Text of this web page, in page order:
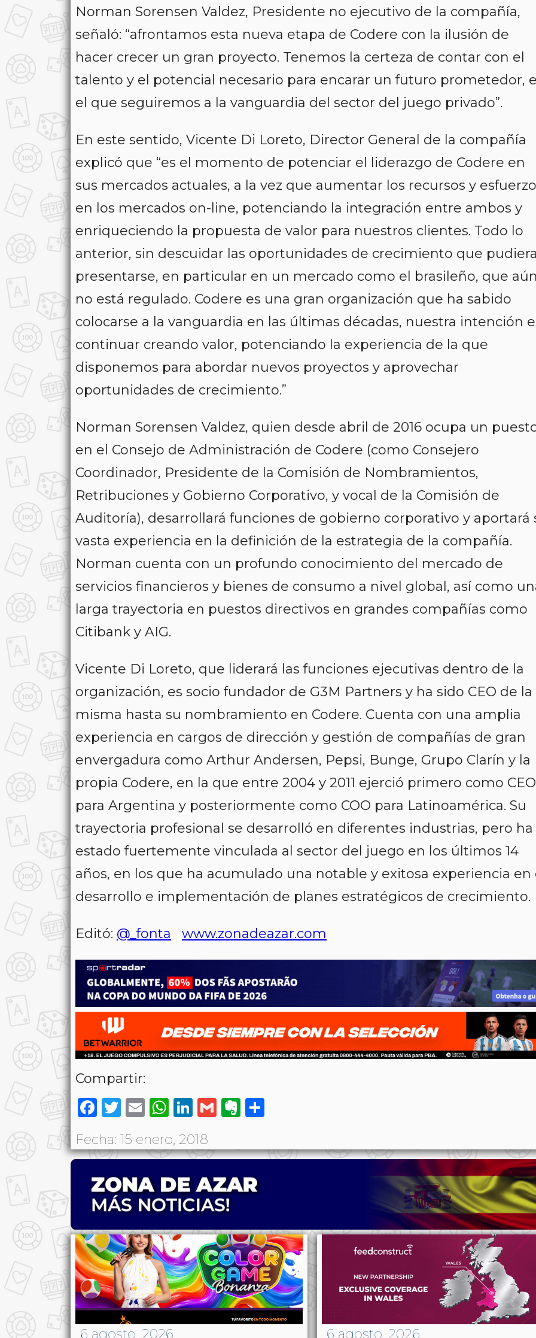
Norman Sorensen Valdez, Presidente no ejecutivo de la compañía,
señaló: “afrontamos esta nueva etapa de Codere con la ilusión de
hacer crecer un gran proyecto. Tenemos la certeza de contar con el
talento y el potencial necesario para encarar un futuro prometedor,
el que seguiremos a la vanguardia del sector del juego privado”.
En este sentido, Vicente Di Loreto, Director General de la compañía
explicó que “es el momento de potenciar el liderazgo de Codere en
sus mercados actuales, a la vez que aumentar los recursos y
en los mercados on-line, potenciando la integración entre ambos y
enriqueciendo la propuesta de valor para nuestros clientes. Todo lo
anterior, sin descuidar las oportunidades de crecimiento que
presentarse, en particular en un mercado como el brasileño, que
no está regulado. Codere es una gran organización que ha sabido
colocarse a la vanguardia en las últimas décadas, nuestra intención
continuar creando valor, potenciando la experiencia de la que
disponemos para abordar nuevos proyectos y aprovechar
oportunidades de crecimiento.”
Norman Sorensen Valdez, quien desde abril de 2016 ocupa un
en el Consejo de Administración de Codere (como Consejero
Coordinador, Presidente de la Comisión de Nombramientos,
Retribuciones y Gobierno Corporativo, y vocal de la Comisión de
Auditoría), desarrollará funciones de gobierno corporativo y aportará
vasta experiencia en la definición de la estrategia de la compañía.
Norman cuenta con un profundo conocimiento del mercado de
servicios financieros y bienes de consumo a nivel global, así como
larga trayectoria en puestos directivos en grandes compañías como
Citibank y AIG.
Vicente Di Loreto, que liderará las funciones ejecutivas dentro de la
organización, es socio fundador de G3M Partners y ha sido CEO de la
misma hasta su nombramiento en Codere. Cuenta con una amplia
experiencia en cargos de dirección y gestión de compañías de gran
envergadura como Arthur Andersen, Pepsi, Bunge, Grupo Clarín y la
propia Codere, en la que entre 2004 y 2011 ejerció primero como CEO
para Argentina y posteriormente como COO para Latinoamérica. Su
trayectoria profesional se desarrolló en diferentes industrias, pero ha
estado fuertemente vinculada al sector del juego en los últimos 14
años, en los que ha acumulado una notable y exitosa experiencia en
desarrollo e implementación de planes estratégicos de crecimiento.
Editó: @_fonta www.zonadeazar.com
Compartir:
Facebook
Twitter
EmailWhatsApp
LinkedIn
GmailEvernote
Fecha: 15 enero, 2018
6 agosto, 2026 6 agosto, 2026